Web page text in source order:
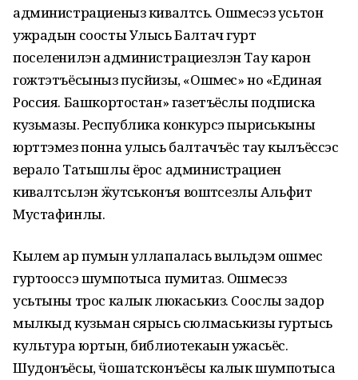
администрациеныз кивалтӥсь. Ошмесэз усьтон
ужрадын соосты Улысь Балтач гурт
поселенилэн администрациезлэн Тау карон
гожтэтъёсыныз пусйизы, «Ошмес» но «Единая
Россия. Башкортостан» газетъёслы подписка
кузьмазы. Республика конкурсэ пыриськыны
юрттэмез понна улысь балтачъёс тау кылъёссэс
верало Татышлы ёрос администрациен
кивалтӥсьлэн ӝутӥськонъя воштӥсезлы Альфит
Мустафинлы.
Кылем ар пумын уллапалась выльдэм ошмес
гуртооссэ шумпотыса пумитаз. Ошмесэз
усьтыны трос калык люкаськиз. Соослы задор
мылкыд кузьман сярысь сюлмаськизы гуртысь
культура юртын, библиотекаын ужасьёс.
Шудонъёсы, ӵошатсконъёсы калык шумпотыса